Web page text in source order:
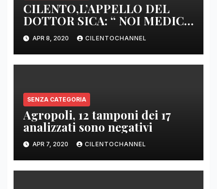
CILENTO,L’APPELLO DEL
DOTTOR SICA: “ NOI MEDICI
DI BASE SIAMO SENZA ARMI
E SENZA PRESIDI”
APR 8, 2020 CILENTOCHANNEL
SENZA CATEGORIA
Agropoli, 12 tamponi dei 17
analizzati sono negativi
APR 7, 2020 CILENTOCHANNEL